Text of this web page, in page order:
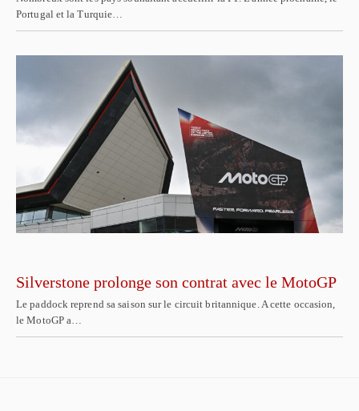
Portugal et la Turquie…
Silverstone prolonge son contrat avec le MotoGP
Le paddock reprend sa saison sur le circuit britannique. A cette occasion,
le MotoGP a…